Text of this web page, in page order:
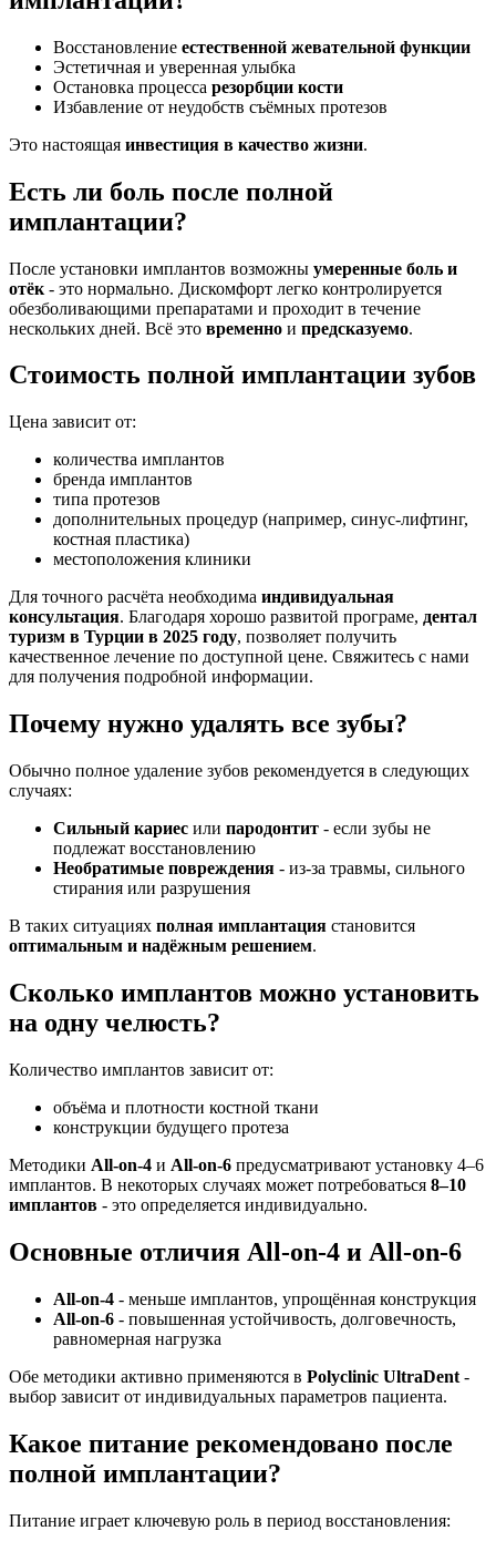
Восстановление естественной жевательной функции
Эстетичная и уверенная улыбка
Остановка процесса резорбции кости
Избавление от неудобств съёмных протезов
Это настоящая инвестиция в качество жизни.
Есть ли боль после полной
имплантации?
После установки имплантов возможны умеренные боль и
отёк - это нормально. Дискомфорт легко контролируется
обезболивающими препаратами и проходит в течение
нескольких дней. Всё это временно и предсказуемо.
Стоимость полной имплантации зубов
Цена зависит от:
количества имплантов
бренда имплантов
типа протезов
дополнительных процедур (например, синус-лифтинг,
костная пластика)
местоположения клиники
Для точного расчёта необходима индивидуальная
консультация. Благодаря хорошо развитой програме, дентал
туризм в Турции в 2025 году, позволяет получить
качественное лечение по доступной цене. Свяжитесь с нами
для получения подробной информации.
Почему нужно удалять все зубы?
Обычно полное удаление зубов рекомендуется в следующих
случаях:
Сильный кариес или пародонтит - если зубы не
подлежат восстановлению
Необратимые повреждения - из-за травмы, сильного
стирания или разрушения
В таких ситуациях полная имплантация становится
оптимальным и надёжным решением.
Сколько имплантов можно установить
на одну челюсть?
Количество имплантов зависит от:
объёма и плотности костной ткани
конструкции будущего протеза
Методики All-on-4 и All-on-6 предусматривают установку 4–6
имплантов. В некоторых случаях может потребоваться 8–10
имплантов - это определяется индивидуально.
Основные отличия All-on-4 и All-on-6
All-on-4 - меньше имплантов, упрощённая конструкция
All-on-6 - повышенная устойчивость, долговечность,
равномерная нагрузка
Обе методики активно применяются в Polyclinic UltraDent -
выбор зависит от индивидуальных параметров пациента.
Какое питание рекомендовано после
полной имплантации?
Питание играет ключевую роль в период восстановления: